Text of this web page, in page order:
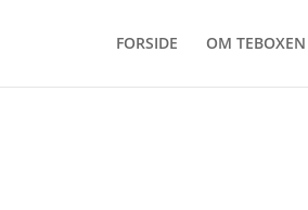
FORSIDE OM TEBOXEN